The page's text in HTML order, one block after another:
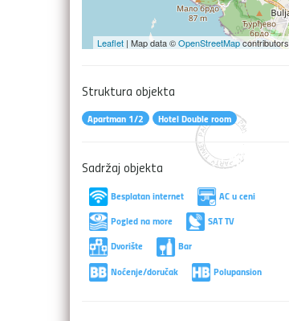
Leaflet| Map data ©OpenStreetMapcontributors
Struktura objekta
Apartman 1/2 Hotel Double room
Sadržaj objekta
Besplatan internet
AC u ceni
Pogled na more
SAT TV
Dvorište
Bar
Noćenje/doručak
Polupansion